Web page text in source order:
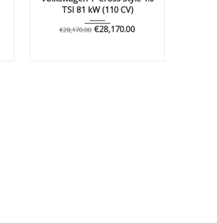
TSI 81 kW (110 CV)
€28,170.00 €28,170.00